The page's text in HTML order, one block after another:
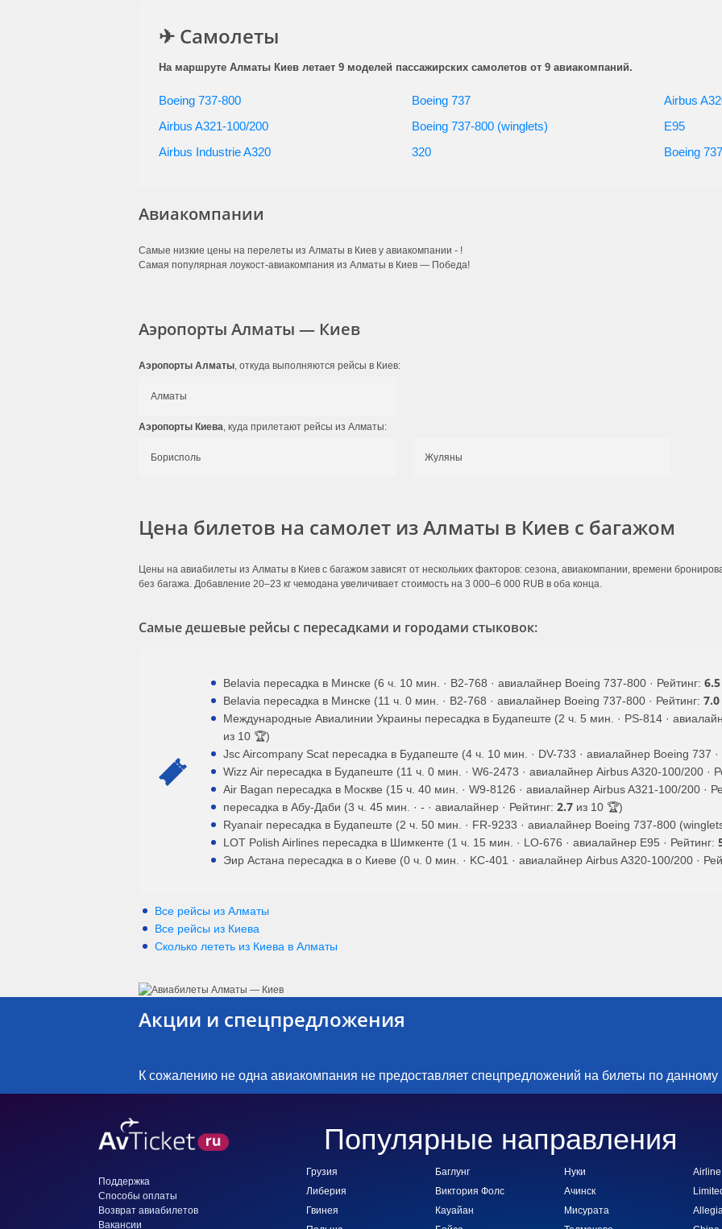
✈ Самолеты
На маршруте Алматы Киев летает 9 моделей пассажирских самолетов от 9 авиакомпаний.
Boeing 737-800 Boeing 737
Airbus
Airbus A321-100/200
Boeing 737-800 (winglets)
E95
Airbus Industrie A320
320 Boeing
Авиакомпании
Самые низкие цены на перелеты из Алматы в Киев у авиакомпании - !
Самая популярная лоукост-авиакомпания из Алматы в Киев — Победа!
Аэропорты Алматы — Киев
Аэропорты Алматы, откуда выполняются рейсы в Киев:
Алматы
Аэропорты Киева, куда прилетают рейсы из Алматы:
Борисполь Жуляны
Цена билетов на самолет из Алматы в Киев с багажом
Цены на авиабилеты из Алматы в Киев с багажом зависят от нескольких факторов: сезона, авиакомпании, времени
без багажа. Добавление 20–23 кг чемодана увеличивает стоимость на 3 000–6 000 RUB в оба конца.
Самые дешевые рейсы с пересадками и городами стыковок:
Belavia пересадка в Минске (6 ч. 10 мин. · B2-768 · авиалайнер Boeing 737-800 · Рейтинг: 6.5
Belavia пересадка в Минске (11 ч. 0 мин. · B2-768 · авиалайнер Boeing 737-800 · Рейтинг: 7.0
Международные Авиалинии Украины пересадка в Будапеште (2 ч. 5 мин. · PS-814 ·
из 10 🏆)
Jsc Aircompany Scat пересадка в Будапеште (4 ч. 10 мин. · DV-733 · авиалайнер Boeing 737 ·
Wizz Air пересадка в Будапеште (11 ч. 0 мин. · W6-2473 · авиалайнер Airbus A320-100/200 ·
Air Bagan пересадка в Москве (15 ч. 40 мин. · W9-8126 · авиалайнер Airbus A321-100/200 ·
пересадка в Абу-Даби (3 ч. 45 мин. · - · авиалайнер · Рейтинг: 2.7 из 10 🏆)
Ryanair пересадка в Будапеште (2 ч. 50 мин. · FR-9233 · авиалайнер Boeing 737-800
LOT Polish Airlines пересадка в Шимкенте (1 ч. 15 мин. · LO-676 · авиалайнер E95 · Рейтинг:
Эир Астана пересадка в о Киеве (0 ч. 0 мин. · KC-401 · авиалайнер Airbus A320-100/200 ·
Все рейсы из Алматы
Все рейсы из Киева
Сколько лететь из Киева в Алматы
Акции и спецпредложения
К сожалению не одна авиакомпания не предоставляет спецпредложений на билеты по
Популярные направления
Грузия
Либерия
Гвинея
Баглунг
Виктория Фолс
Кауайан
Нуки
Ачинск
Мисурата
Поддержка
Способы оплаты
Возврат авиабилетов
Вакансии